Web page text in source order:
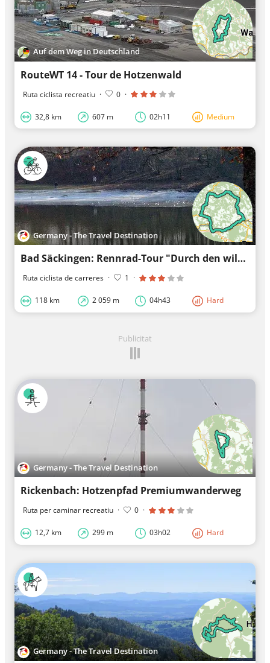
Auf dem Weg in Deutschland
RouteWT 14 - Tour de Hotzenwald
Ruta ciclista recreatiu · 0 ·
32,8 km 607 m 02h11 Medium
Germany - The Travel Destination
Bad Säckingen: Rennrad-Tour "Durch den wilden Südschwarzwald"
Ruta ciclista de carreres · 1 ·
118 km 2 059 m 04h43 Hard
Publicitat
Germany - The Travel Destination
Rickenbach: Hotzenpfad Premiumwanderweg
Ruta per caminar recreatiu · 0 ·
12,7 km 299 m 03h02 Hard
Germany - The Travel Destination